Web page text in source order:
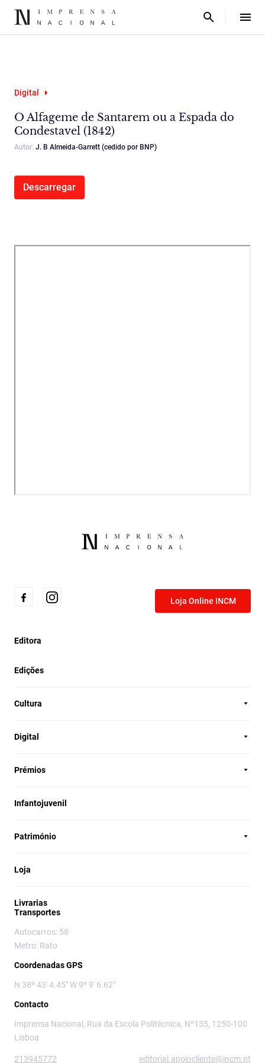
Digital
O Alfageme de Santarem ou a Espada do
Condestavel (1842)
Autor: J. B Almeida-Garrett (cedido por BNP)
Descarregar
Loja Online INCM
Editora
Edições
Cultura
Digital
Prémios
Infantojuvenil
Património
Loja
Livrarias
Transportes
Autocarros: 58
Metro: Rato
Coordenadas GPS
N 38º 43' 4.45" W 9º 9' 6.62"
Contacto
Imprensa Nacional, Rua da Escola Politécnica, Nº135, 1250-100
Lisboa
213945772 editorial.apoiocliente@incm.pt